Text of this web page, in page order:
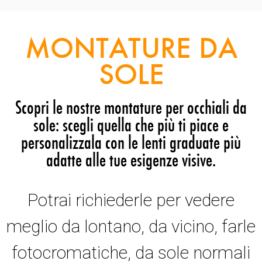
MONTATURE DA
SOLE
Scopri le nostre montature per occhiali da
sole: scegli quella che più ti piace e
personalizzala con le lenti graduate più
adatte alle tue esigenze visive.
Potrai richiederle per vedere
meglio da lontano, da vicino, farle
fotocromatiche, da sole normali